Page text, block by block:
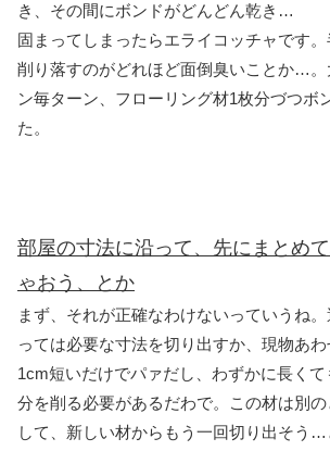
き、その間にボンドがどんどん乾き…
固まってしまったらエライコッチャです
削り落すのがどれほど面倒臭いことか…。
ン毎ターン、フローリング材1枚分づつボ
た。
部屋の寸法に沿って、先にまとめ
ゃおう、とか
まず、それが正確なわけないっていうね
っては必要な寸法を切り出すか、現物あわ
1cm短いだけでパァだし、わずかに長く
分を削る必要があるだわで。この材は別
して、新しい材からもう一回切り出そう